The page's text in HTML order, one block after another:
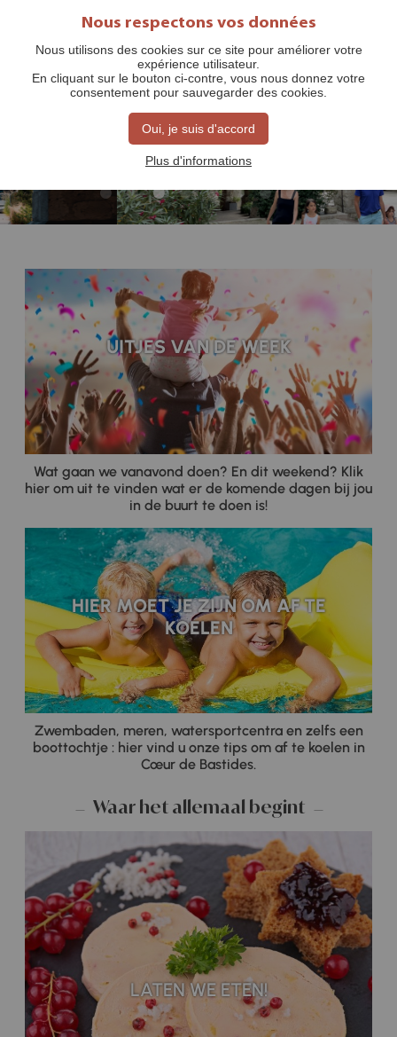
Een van de Mooiste Franse Dorpen
Monflanquin
UITJES VAN DE WEEK
Wat gaan we vanavond doen? En dit weekend? Klik
hier om uit te vinden wat er de komende dagen bij jou
in de buurt te doen is!
HIER MOET JE ZIJN OM AF TE
KOELEN
Zwembaden, meren, watersportcentra en zelfs een
boottochtje : hier vind u onze tips om af te koelen in
Cœur de Bastides.
Waar het allemaal begint
LATEN WE ETEN!
Nous respectons vos données
Nous utilisons des cookies sur ce site pour améliorer votre
expérience utilisateur.
En cliquant sur le bouton ci-contre, vous nous donnez votre
consentement pour sauvegarder des cookies.
Oui, je suis d'accord
Plus d'informations